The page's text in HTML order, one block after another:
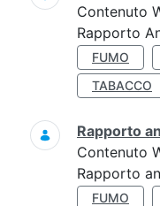
Contenuto
Rapporto
FUMO
TABACCO
Rapporto
Contenuto
Rapporto
FUMO